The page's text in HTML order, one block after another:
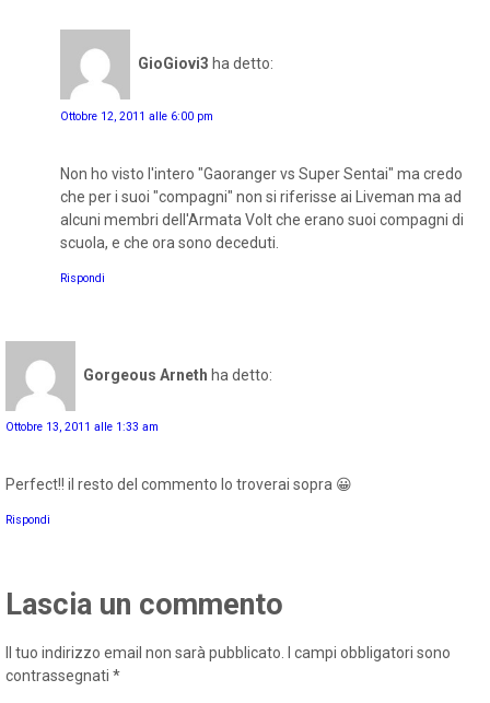
GioGiovi3 ha detto:
Ottobre 12, 2011 alle 6:00 pm
Non ho visto l'intero "Gaoranger vs Super Sentai" ma credo
che per i suoi "compagni" non si riferisse ai Liveman ma ad
alcuni membri dell'Armata Volt che erano suoi compagni di
scuola, e che ora sono deceduti.
Rispondi
Gorgeous Arneth ha detto:
Ottobre 13, 2011 alle 1:33 am
Perfect!! il resto del commento lo troverai sopra 😀
Rispondi
Lascia un commento
Il tuo indirizzo email non sarà pubblicato.
I campi obbligatori sono
contrassegnati *